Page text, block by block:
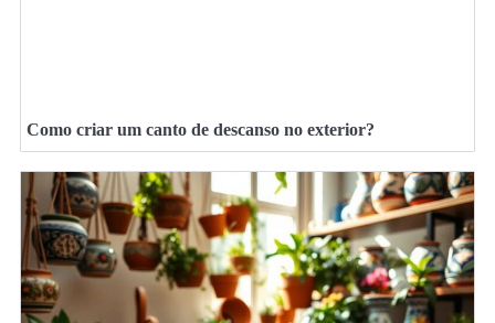
Como criar um canto de descanso no exterior?